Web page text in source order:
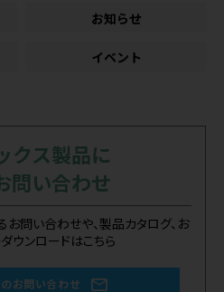
お知らせ
イベント
クス製品に
問い合わせ
問い合わせや、製品カタログ、お
ウンロードはこちら
お問い合わせ